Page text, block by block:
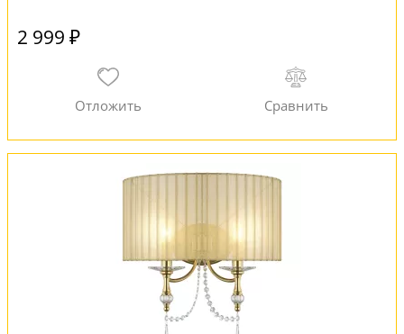
2 999 ₽